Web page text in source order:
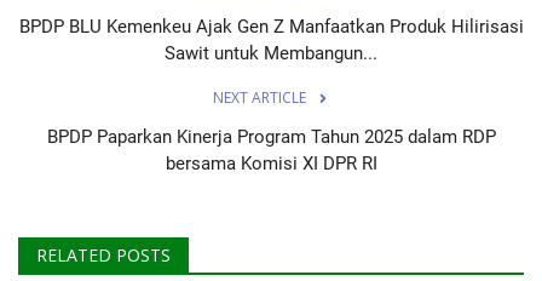
BPDP BLU Kemenkeu Ajak Gen Z Manfaatkan Produk Hilirisasi
Sawit untuk Membangun...
NEXT ARTICLE
BPDP Paparkan Kinerja Program Tahun 2025 dalam RDP
bersama Komisi XI DPR RI
RELATED POSTS